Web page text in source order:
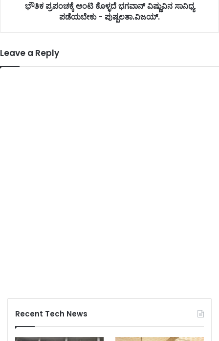
ಭೌತಿಕ ಪ್ರಪಂಚಕ್ಕೆ ಅಂಟಿ ಕೊಳ್ಳದೆ ಭಗವಾನ್ ವಿಷ್ಣುವಿನ ಸಾನಿಧ್ಯ
ಪಡೆಯಬೇಕು - ಪುಷ್ಪಲತಾ.ವಿಜಯ್.
Leave a Reply
Recent Tech News